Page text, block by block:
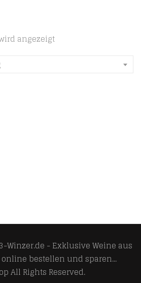
angezeigt
Winzer.de - Exklusive Weine aus
bestellen und sparen...
All Rights Reserved.